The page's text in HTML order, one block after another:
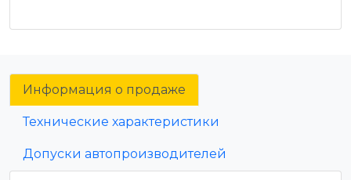
Информация о продаже
Технические характеристики
Допуски автопроизводителей